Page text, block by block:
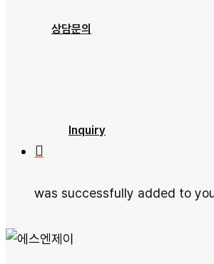
상담문의
Inquiry
was successfully added to